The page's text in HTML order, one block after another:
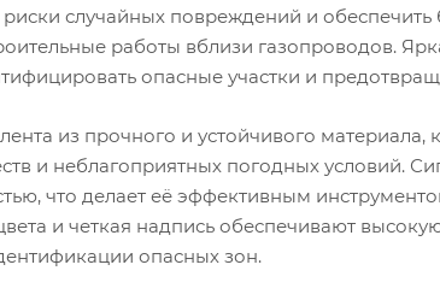
случайных повреждений и
работы вблизи газопроводов.
опасные участки и
из прочного и устойчивого
и неблагоприятных погодных условий.
что делает её эффективным
и четкая надпись обеспечивают
опасных зон.